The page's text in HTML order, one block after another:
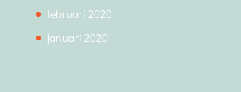
februari 2020
januari 2020